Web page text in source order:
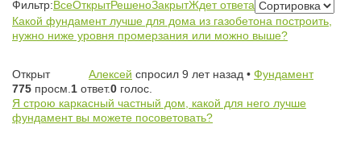
Фильтр:ВсеОткрытРешеноЗакрытЖдет ответа
Какой фундамент лучше для дома из газобетона построить,
нужно ниже уровня промерзания или можно выше?
Открыт Алексей спросил 9 лет назад • Фундамент
775 просм.1 ответ.0 голос.
Я строю каркасный частный дом, какой для него лучше
фундамент вы можете посоветовать?